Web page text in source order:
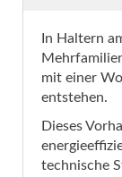
In Haltern
mit einer
entstehen.
Dieses
technische